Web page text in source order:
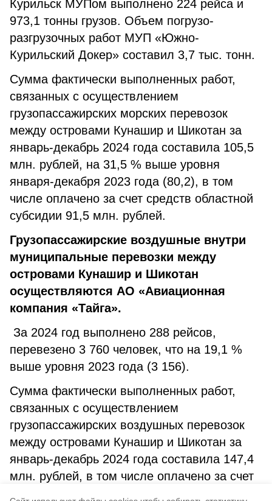
Курильск МУПом выполнено 224 рейса и
973,1 тонны грузов. Объем погрузо-
разгрузочных работ МУП «Южно-
Курильский Докер» составил 3,7 тыс. тонн.
Сумма фактически выполненных работ,
связанных с осуществлением
грузопассажирских морских перевозок
между островами Кунашир и Шикотан за
январь-декабрь 2024 года составила 105,5
млн. рублей, на 31,5 % выше уровня
января-декабря 2023 года (80,2), в том
числе оплачено за счет средств областной
субсидии 91,5 млн. рублей.
Грузопассажирские воздушные внутри
муниципальные перевозки между
островами Кунашир и Шикотан
осуществляются АО «Авиационная
компания «Тайга».
За 2024 год выполнено 288 рейсов,
перевезено 3 760 человек, что на 19,1 %
выше уровня 2023 года (3 156).
Сумма фактически выполненных работ,
связанных с осуществлением
грузопассажирских воздушных перевозок
между островами Кунашир и Шикотан за
январь-декабрь 2024 года составила 147,4
млн. рублей, в том числе оплачено за счет